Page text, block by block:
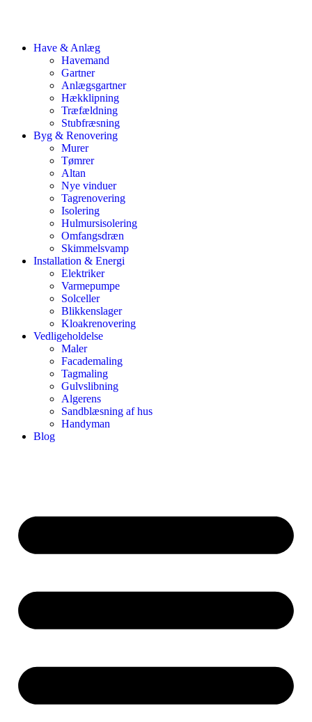
Have & Anlæg
Havemand
Gartner
Anlægsgartner
Hækklipning
Træfældning
Stubfræsning
Byg & Renovering
Murer
Tømrer
Altan
Nye vinduer
Tagrenovering
Isolering
Hulmursisolering
Omfangsdræn
Skimmelsvamp
Installation & Energi
Elektriker
Varmepumpe
Solceller
Blikkenslager
Kloakrenovering
Vedligeholdelse
Maler
Facademaling
Tagmaling
Gulvslibning
Algerens
Sandblæsning af hus
Handyman
Blog